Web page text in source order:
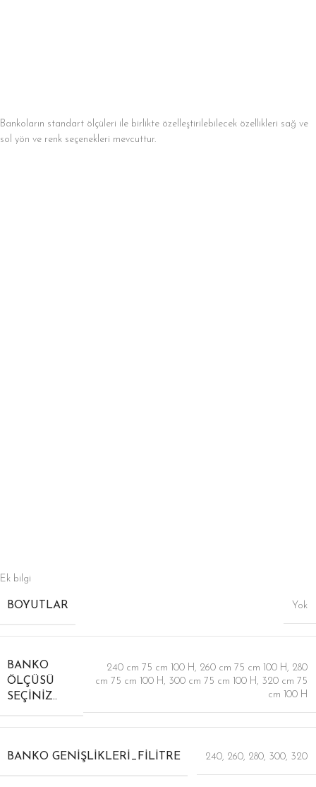
Bankoların standart ölçüleri ile birlikte özelleştirilebilecek özellikleri sağ ve
sol yön ve renk seçenekleri mevcuttur.
Ek bilgi
BOYUTLAR Yok
BANKO
ÖLÇÜSÜ
SEÇINIZ..
240 cm 75 cm 100 H , 260 cm 75 cm 100 H , 280
cm 75 cm 100 H , 300 cm 75 cm 100 H , 320 cm 75
cm 100 H
BANKO GENIŞLIKLERI_FILITRE 240, 260, 280, 300, 320